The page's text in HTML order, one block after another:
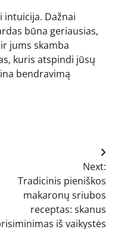
intuicija. Dažnai
būna geriausias,
jums skamba
kuris atspindi jūsų
bendravimą
Next:
Tradicinis pieniškos
makaronų sriubos
receptas: skanus
iš vaikystės